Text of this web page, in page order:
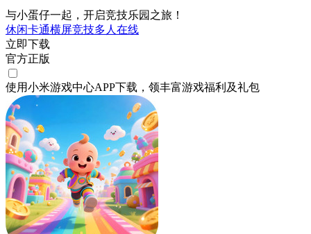
与小蛋仔一起，开启竞技乐园之旅！
休闲卡通横屏竞技多人在线
立即下载
官方正版
使用小米游戏中心APP下载 ，领丰富游戏福利 及礼包